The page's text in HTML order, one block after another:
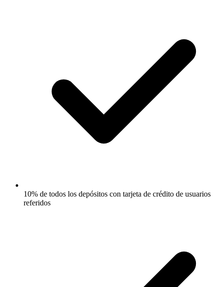
10% de todos los depósitos con tarjeta de crédito de usuarios
referidos